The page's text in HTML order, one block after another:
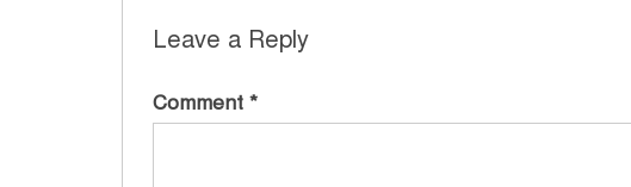
Leave a Reply
Comment *